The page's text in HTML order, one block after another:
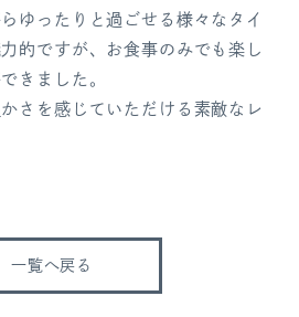
ゆったりと過ごせる様々なタイ
的ですが、お食事のみでも楽し
きました。
さを感じていただける素敵なレ
一覧へ戻る